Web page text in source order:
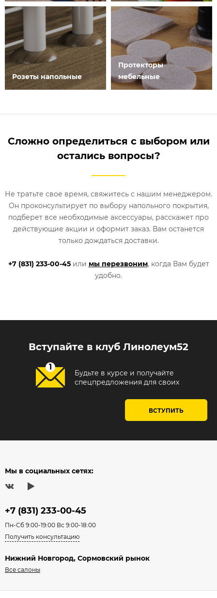
Розеты напольные
Протекторы
мебельные
Сложно определиться с выбором или
остались вопросы?
Не тратьте свое время, свяжитесь с нашим менеджером.
Он проконсультирует по выбору напольного покрытия,
подберет все необходимые аксессуары, расскажет про
действующие акции и оформит заказ. Вам останется
только дождаться доставки.
+7 (831) 233-00-45или мы перезвоним, когда Вам будет
удобно.
Вступайте в клуб Линолеум52
Будьте в курсе и получайте
спецпредложения для своих
ВСТУПИТЬ
Мы в социальных сетях:
+7 (831) 233-00-45
Пн-Сб 9:00-19:00 Вс 9:00-18:00
Получить консультацию
Нижний Новгород, Сормовский рынок
Все салоны